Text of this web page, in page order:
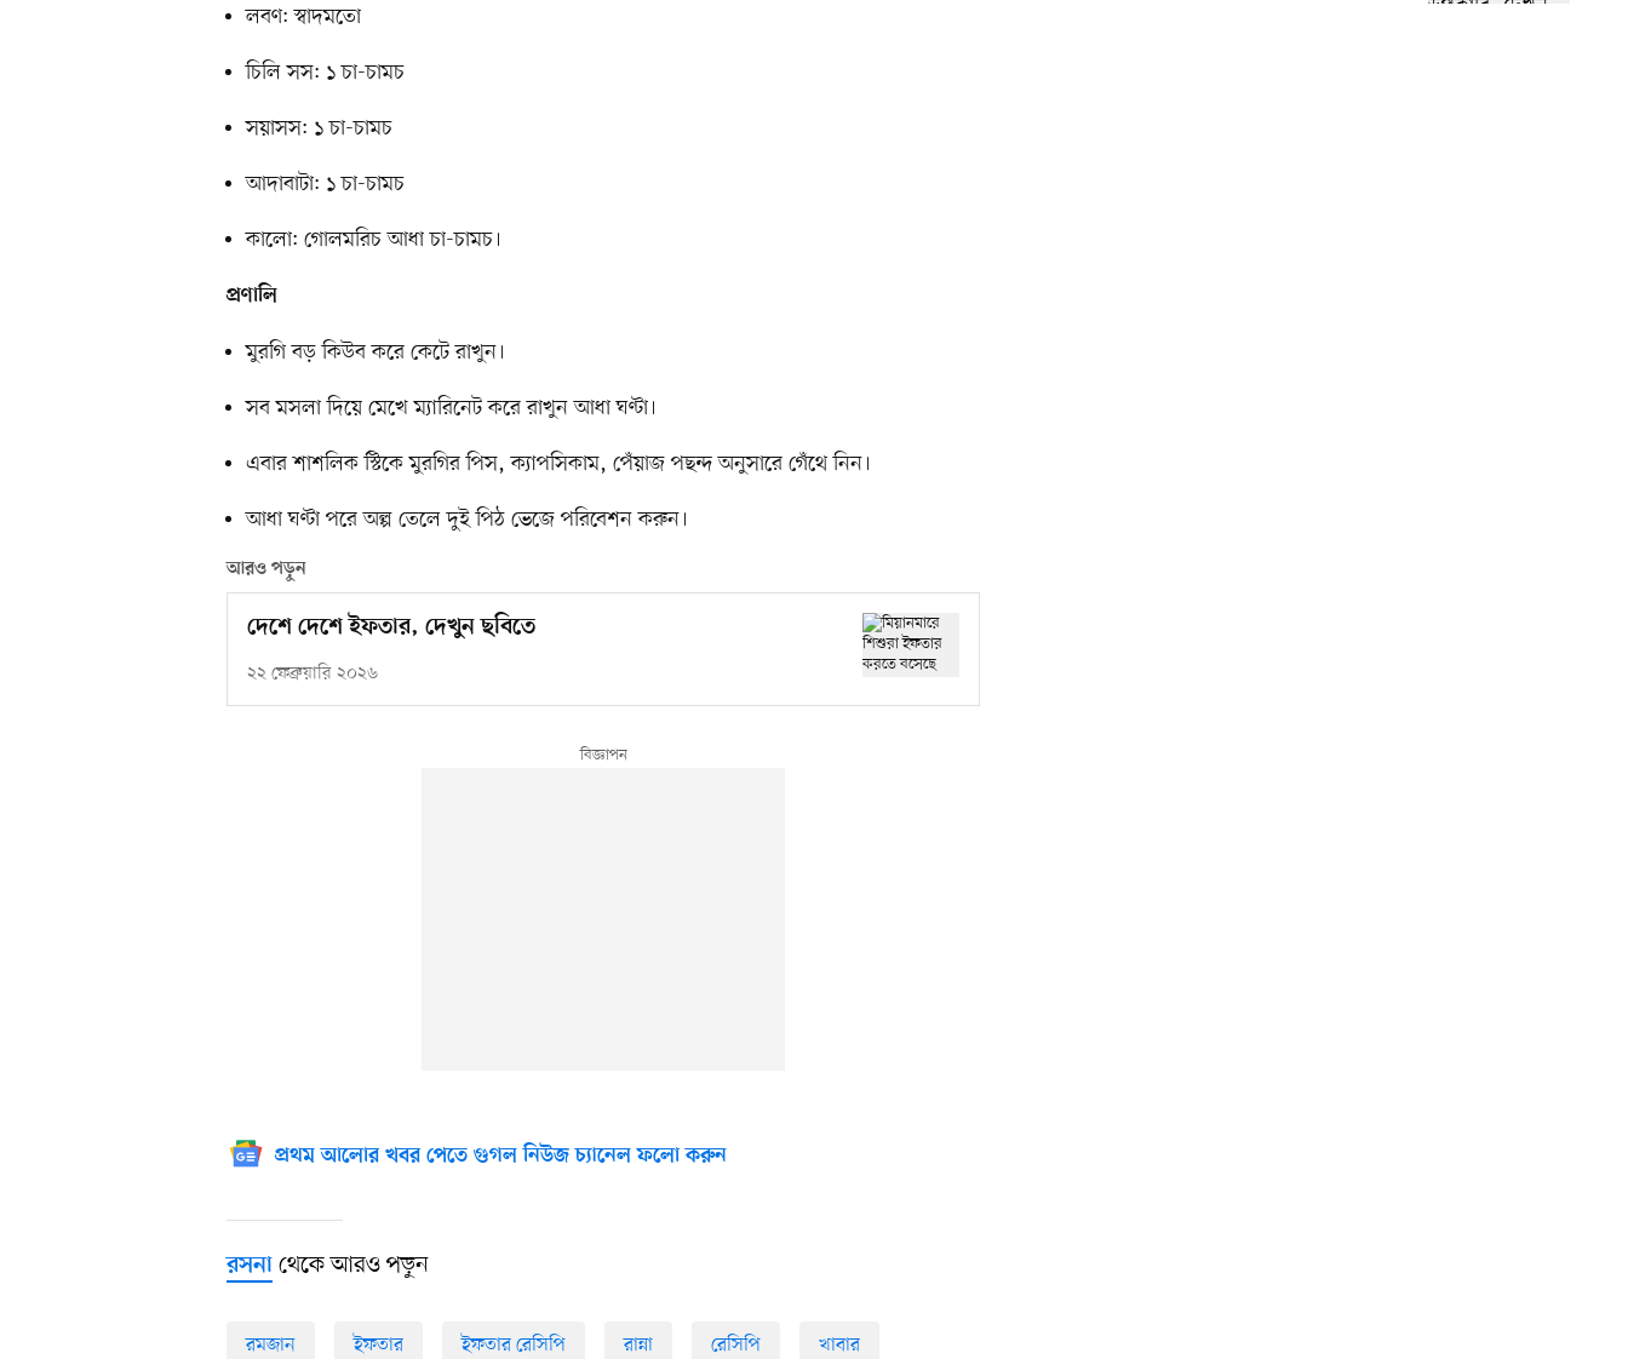
লবণ: স্বাদমতো
চিলি সস: ১ চা-চামচ
সয়াসস: ১ চা-চামচ
আদাবাটা: ১ চা-চামচ
কালো: গোলমরিচ আধা চা-চামচ।
প্রণালি
মুরগি বড় কিউব করে কেটে রাখুন।
সব মসলা দিয়ে মেখে ম্যারিনেট করে রাখুন আধা ঘণ্টা।
এবার শাশলিক স্টিকে মুরগির পিস, ক্যাপসিকাম, পেঁয়াজ পছন্দ অনুসারে গেঁথে নিন।
আধা ঘণ্টা পরে অল্প তেলে দুই পিঠ ভেজে পরিবেশন করুন।
আরও পড়ুন
দেশে দেশে ইফতার, দেখুন ছবিতে
২২ ফেব্রুয়ারি ২০২৬
প্রথম আলোর খবর পেতে গুগল নিউজ চ্যানেল ফলো করুন
রসনা থেকে আরও পড়ুন
রমজান ইফতার ইফতার রেসিপি রান্না রেসিপি খাবার